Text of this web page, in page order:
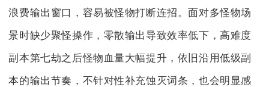
浪费输出窗口，容易被怪物打断连招。面对多怪物场
景时缺少聚怪操作，零散输出导致效率低下，高难度
副本第七劫之后怪物血量大幅提升，依旧沿用低级副
本的输出节奏，不针对性补充蚀灭词条，也会明显感